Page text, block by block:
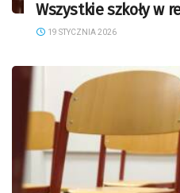
Wszystkie szkoły w
19 STYCZNIA 2026